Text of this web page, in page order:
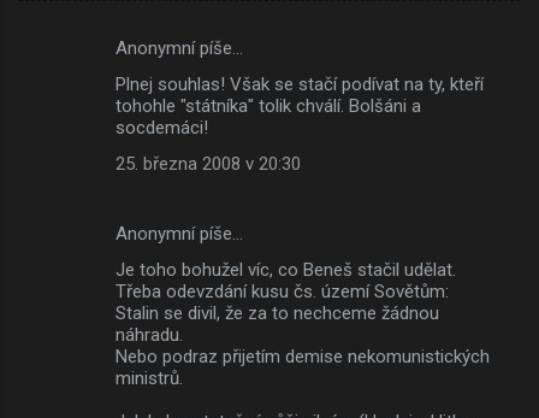
Anonymní píše…
Plnej souhlas! Však se stačí podívat na ty, kteří
tohohle "státníka" tolik chválí. Bolšáni a
socdemáci!
25. března 2008 v 20:30
Anonymní píše…
Je toho bohužel víc, co Beneš stačil udělat.
Třeba odevzdání kusu čs. území Sovětům:
Stalin se divil, že za to nechceme žádnou
náhradu.
Nebo podraz přijetím demise nekomunistických
ministrů.